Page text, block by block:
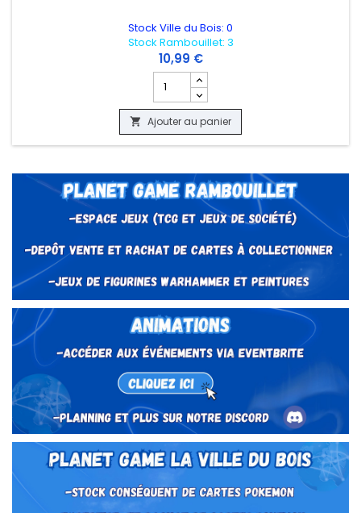
Stock Ville du Bois: 0
Stock Rambouillet: 3
10,99 €
Champ quantité du produit SLEEVES
 Ajouter au panier